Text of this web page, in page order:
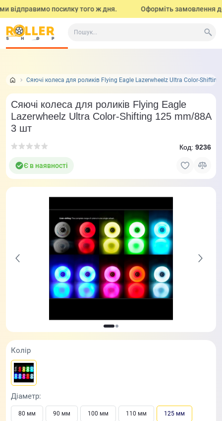
посилку того ж дня. Оформіть замовлення до
Сяючі колеса для роликів Flying Eagle Lazerwheelz Ultra Color-
Все про товар Характеристики
Сяючі колеса для роликів Flying Eagle
Lazerwheelz Ultra Color-Shifting 125 mm/88A
3 шт
Є в наявності
Код: 9236
Колір
Діаметр:
80 мм 90 мм 100 мм 110 мм 125 мм